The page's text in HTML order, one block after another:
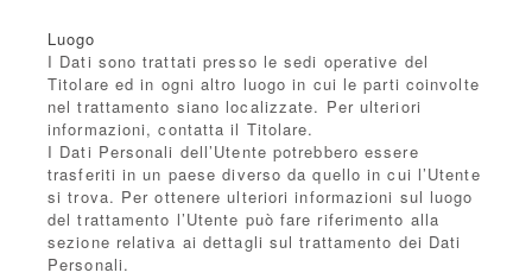
Luogo
I Dati sono trattati presso le sedi operative del
Titolare ed in ogni altro luogo in cui le parti coinvolte
nel trattamento siano localizzate. Per ulteriori
informazioni, contatta il Titolare.
I Dati Personali dell’Utente potrebbero essere
trasferiti in un paese diverso da quello in cui l’Utente
si trova. Per ottenere ulteriori informazioni sul luogo
del trattamento l’Utente può fare riferimento alla
sezione relativa ai dettagli sul trattamento dei Dati
Personali.